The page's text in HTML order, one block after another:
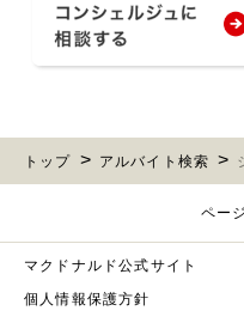
トップ アルバイト検索
ペー
マクドナルド公式サイト
個人情報保護方針